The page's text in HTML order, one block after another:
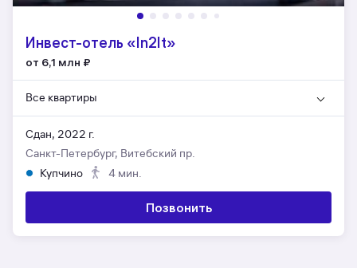
Инвест-отель «In2It»
от 6,1 млн ₽
Все квартиры
Сдан, 2022 г.
Санкт-Петербург, Витебский пр.
Купчино
4 мин.
Позвонить